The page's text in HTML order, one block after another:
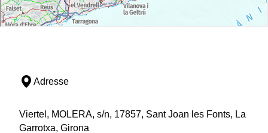
Adresse
Viertel, MOLERA, s/n, 17857, Sant Joan les Fonts, La
Garrotxa, Girona